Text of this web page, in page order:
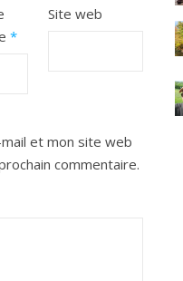
*
Site web
et mon site web
commentaire.